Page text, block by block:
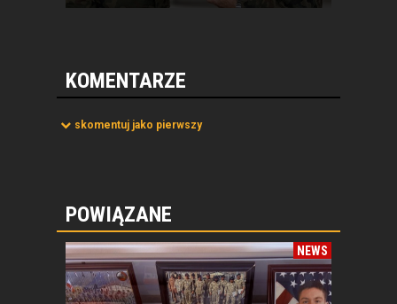
KOMENTARZE
skomentuj jako pierwszy
POWIĄZANE
NEWS